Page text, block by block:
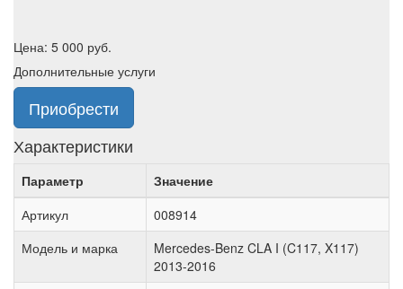
Цена: 5 000 руб.
Дополнительные услуги
Приобрести
Характеристики
Параметр
Значение
Артикул
008914
Модель и марка
Mercedes-Benz CLA I (C117, X117)
2013-2016